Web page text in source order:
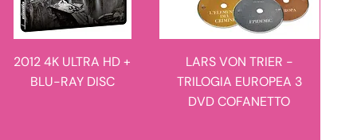
2012 4K ULTRA HD +
BLU-RAY DISC
LARS VON TRIER -
TRILOGIA EUROPEA 3
DVD COFANETTO